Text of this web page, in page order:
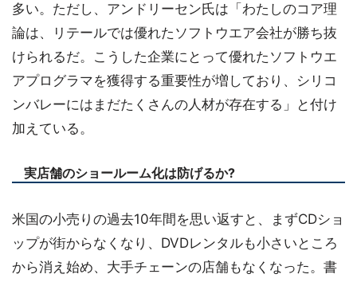
多い。ただし、アンドリーセン氏は「わたしのコア理
論は、リテールでは優れたソフトウエア会社が勝ち抜
けられるだ。こうした企業にとって優れたソフトウエ
アプログラマを獲得する重要性が増しており、シリコ
ンバレーにはまだたくさんの人材が存在する」と付け
加えている。
実店舗のショールーム化は防げるか?
米国の小売りの過去10年間を思い返すと、まずCDショ
ップが街からなくなり、DVDレンタルも小さいところ
から消え始め、大手チェーンの店舗もなくなった。書